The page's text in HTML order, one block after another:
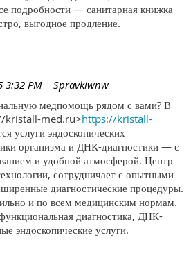
подробности — санитарная книжка
выгодное продление.
3:32 PM | Spravkiwnw
медпомощь рядом с вами? В
kristall-med.ru>https://kristall-
услуги эндоскопических
организма и ДНК-диагностики — с
и удобной атмосферой. Центр
сотрудничает с опытными
диагностические процедуры.
и по всем медицинским нормам.
диагностика, ДНК-
эндоскопические услуги.